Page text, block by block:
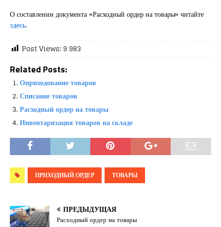
О составлении документа «Расходный ордер на товары» читайте
здесь.
Post Views: 9 983
Related Posts:
Оприходование товаров
Списание товаров
Расходный ордер на товары
Инвентаризация товаров на складе
ПРИХОДНЫЙ ОРДЕР ТОВАРЫ
ПРЕДЫДУЩАЯ
Расходный ордер на товары